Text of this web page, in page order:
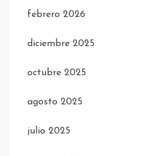
febrero 2026
diciembre 2025
octubre 2025
agosto 2025
julio 2025